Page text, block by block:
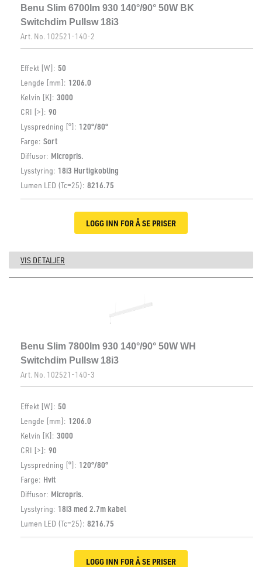
Benu Slim 6700lm 930 140°/90° 50W BK
Switchdim Pullsw 18i3
Art. No. 102521-140-2
Effekt [W]: 50
Lengde [mm]: 1206.0
Kelvin [K]: 3000
CRI [>]: 90
Lysspredning [°]: 120°/80°
Farge: Sort
Diffusor: Micropris.
Lysstyring: 18i3 Hurtigkobling
Lumen LED (Tc=25): 8216.75
LOGG INN FOR Å SE PRISER
VIS DETALJER
Benu Slim 7800lm 930 140°/90° 50W WH
Switchdim Pullsw 18i3
Art. No. 102521-140-3
Effekt [W]: 50
Lengde [mm]: 1206.0
Kelvin [K]: 3000
CRI [>]: 90
Lysspredning [°]: 120°/80°
Farge: Hvit
Diffusor: Micropris.
Lysstyring: 18i3 med 2.7m kabel
Lumen LED (Tc=25): 8216.75
LOGG INN FOR Å SE PRISER